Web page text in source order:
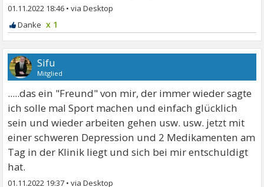
01.11.2022 18:46 •
x 1
Sifu
Mitglied
.....das ein "Freund" von mir, der immer wieder sagte
ich solle mal Sport machen und einfach glücklich
sein und wieder arbeiten gehen usw. usw. jetzt mit
einer schweren Depression und 2 Medikamenten am
Tag in der Klinik liegt und sich bei mir entschuldigt
hat.
01.11.2022 19:37 •